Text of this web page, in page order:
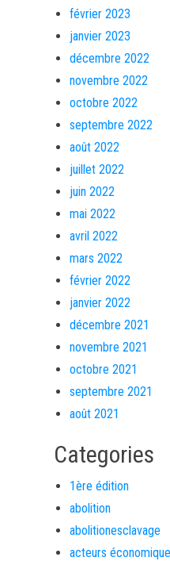
février 2023
janvier 2023
décembre 2022
novembre 2022
octobre 2022
septembre 2022
août 2022
juillet 2022
juin 2022
mai 2022
avril 2022
mars 2022
février 2022
janvier 2022
décembre 2021
novembre 2021
octobre 2021
septembre 2021
août 2021
Categories
1ère édition
abolition
abolitionesclavage
acteurs